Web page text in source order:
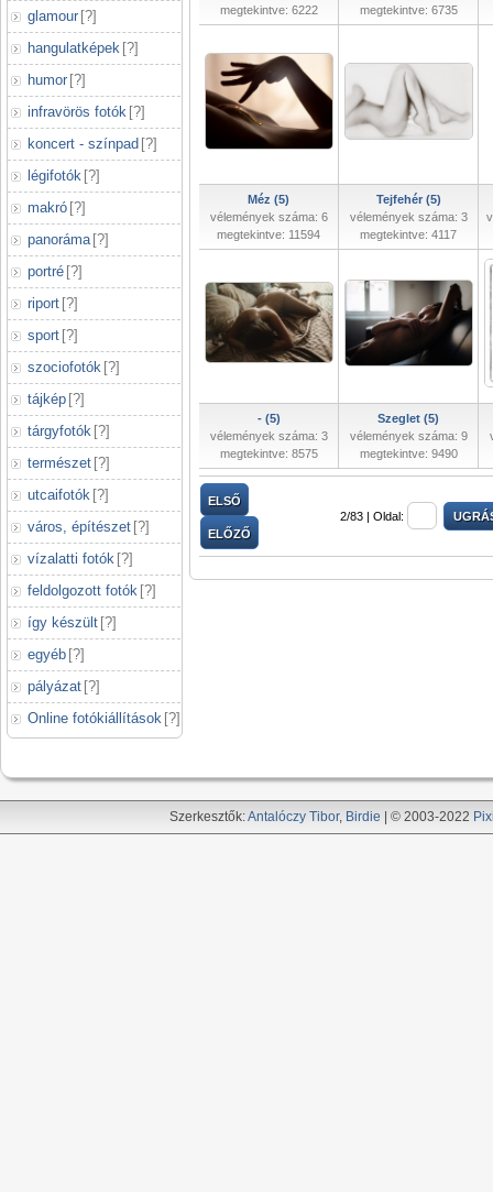
glamour [?]
hangulatképek [?]
humor [?]
infravörös fotók [?]
koncert - színpad [?]
légifotók [?]
makró [?]
panoráma [?]
portré [?]
riport [?]
sport [?]
szociofotók [?]
tájkép [?]
tárgyfotók [?]
természet [?]
utcaifotók [?]
város, építészet [?]
vízalatti fotók [?]
feldolgozott fotók [?]
így készült [?]
egyéb [?]
pályázat [?]
Online fotókiállítások [?]
megtekintve: 6222
megtekintve: 6735
Méz (5)
vélemények száma: 6
megtekintve: 11594
Tejfehér (5)
vélemények száma: 3
megtekintve: 4117
- (5)
vélemények száma: 3
megtekintve: 8575
Szeglet (5)
vélemények száma: 9
megtekintve: 9490
ELSŐ
ELŐZŐ
2/83 | Oldal:
Szerkesztők:Antalóczy Tibor, Birdie | © 2003-2022